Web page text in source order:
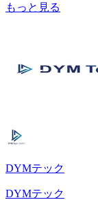
もっと見る
DYMテック
DYMテック